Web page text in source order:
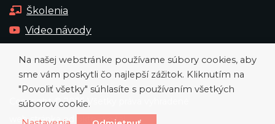
Školenia
Video návody
Copyright © 2026 Všetky práva vyhradené
web stránka od
okto-digital
Na našej webstránke používame súbory cookies, aby
sme vám poskytli čo najlepší zážitok. Kliknutím na
"Povoliť všetky" súhlasíte s používaním všetkých
súborov cookie.